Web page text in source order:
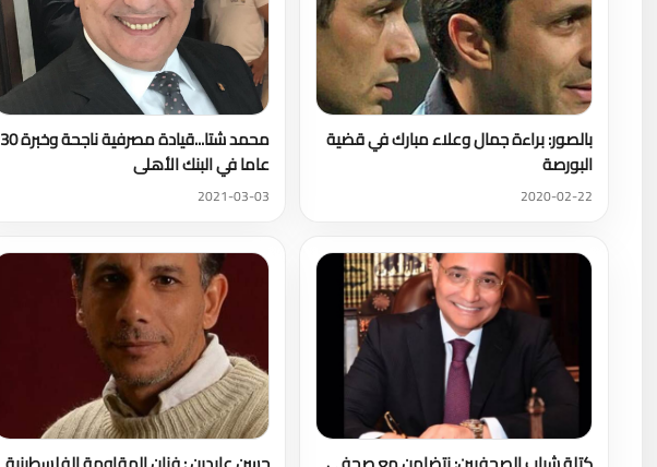
بالصور: براءة جمال وعلاء مبارك في قضية
البورصة
2020-02-22
محمد شتا...قيادة مصرفية ناجحة وخبرة 30
عاما في البنك الأهلى
2021-03-03